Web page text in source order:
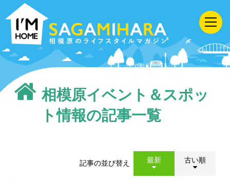
I'M
HOME
SAGAMIHARA
相
模
原
相模原イベント＆スポッ
ト情報の記事一覧
古い順
最新
記事の並び替え